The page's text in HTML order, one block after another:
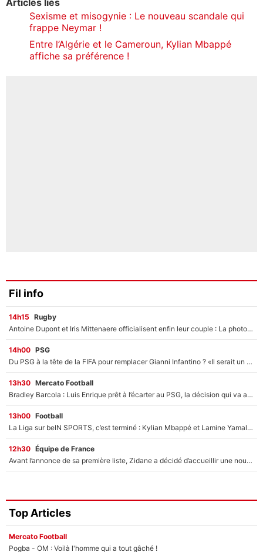
Sexisme et misogynie : Le nouveau scandale qui
frappe Neymar !
Entre l’Algérie et le Cameroun, Kylian Mbappé
affiche sa préférence !
Fil info
14h15 Rugby
Antoine Dupont et Iris Mittenaere officialisent enfin leur couple : La photo qui enflamme les réseaux sociaux
14h00 PSG
Du PSG à la tête de la FIFA pour remplacer Gianni Infantino ? «Il serait un mauvais président», le patron de la Liga s'attaque à Nasser Al-Khelaïfi !
13h30 Mercato Football
Bradley Barcola : Luis Enrique prêt à l’écarter au PSG, la décision qui va accélérer son transfert à Liverpool ?
13h00 Football
La Liga sur beIN SPORTS, c’est terminé : Kylian Mbappé et Lamine Yamal changent de chaîne, «le moment était venu d'ouvrir un nouveau chapitre»
12h30 Équipe de France
Avant l’annonce de sa première liste, Zidane a décidé d’accueillir une nouvelle tête en équipe de France
Top Articles
Mercato Football
Pogba - OM : Voilà l'homme qui a tout gâché !